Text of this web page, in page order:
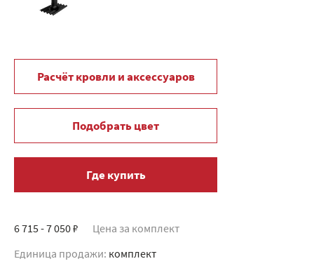
Расчёт кровли и аксессуаров
Подобрать цвет
Где купить
6 715 - 7 050 ₽ Цена за комплект
Единица продажи: комплект